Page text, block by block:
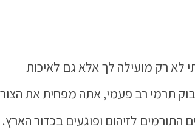
לא רק מועילה לך אלא גם לאיכות
תרמי רב פעמי, אתה מפחית את
לזיהום ופוגעים בכדור הארץ.